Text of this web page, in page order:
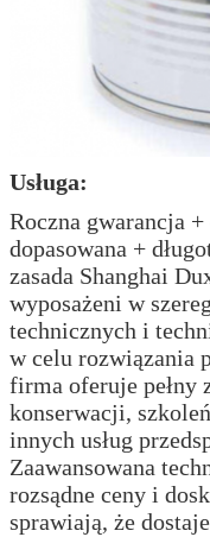
Usługa:
Roczna gwarancja
dopasowana +
zasada Shanghai
wyposażeni w
technicznych i
w celu rozwiązania
firma oferuje pełny
konserwacji,
innych usług
Zaawansowana
rozsądne ceny i
sprawiają, że